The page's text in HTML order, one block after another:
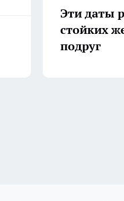
Эти даты
стойких
подруг